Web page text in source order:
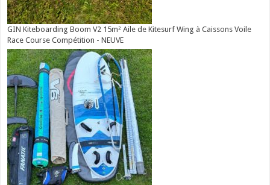
GIN Kiteboarding Boom V2 15m² Aile de Kitesurf Wing à Caissons Voile
Race Course Compétition - NEUVE